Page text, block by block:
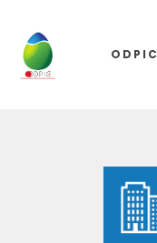
ODPIC